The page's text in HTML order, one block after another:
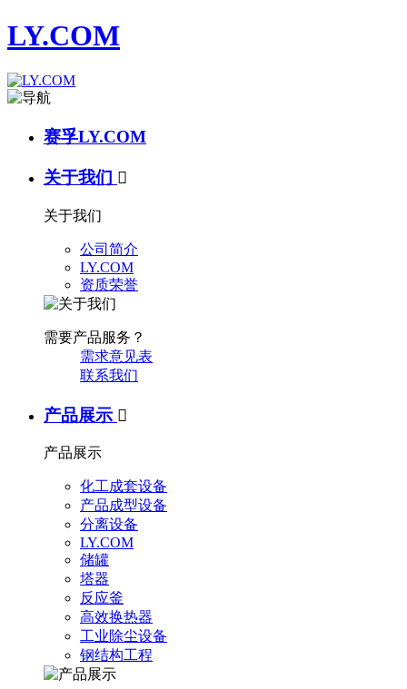
LY.COM
赛孚LY.COM
关于我们 
关于我们
公司简介
LY.COM
资质荣誉
需要产品服务？
需求意见表
联系我们
产品展示 
产品展示
化工成套设备
产品成型设备
分离设备
LY.COM
储罐
塔器
反应釜
高效换热器
工业除尘设备
钢结构工程